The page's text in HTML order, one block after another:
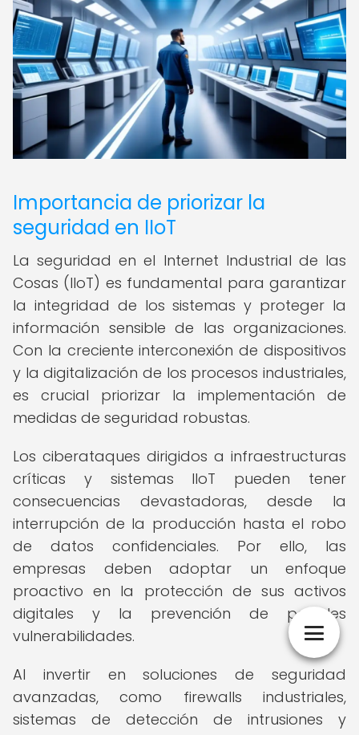
Importancia de priorizar la
seguridad en IIoT
La seguridad en el Internet Industrial de las
Cosas (IIoT) es fundamental para garantizar
la integridad de los sistemas y proteger la
información sensible de las organizaciones.
Con la creciente interconexión de dispositivos
y la digitalización de los procesos industriales,
es crucial priorizar la implementación de
medidas de seguridad robustas.
Los ciberataques dirigidos a infraestructuras
críticas y sistemas IIoT pueden tener
consecuencias devastadoras, desde la
interrupción de la producción hasta el robo
de datos confidenciales. Por ello, las
empresas deben adoptar un enfoque
proactivo en la protección de sus activos
digitales y la prevención de posibles
vulnerabilidades.
Al invertir en soluciones de seguridad
avanzadas, como firewalls industriales,
sistemas de detección de intrusiones y